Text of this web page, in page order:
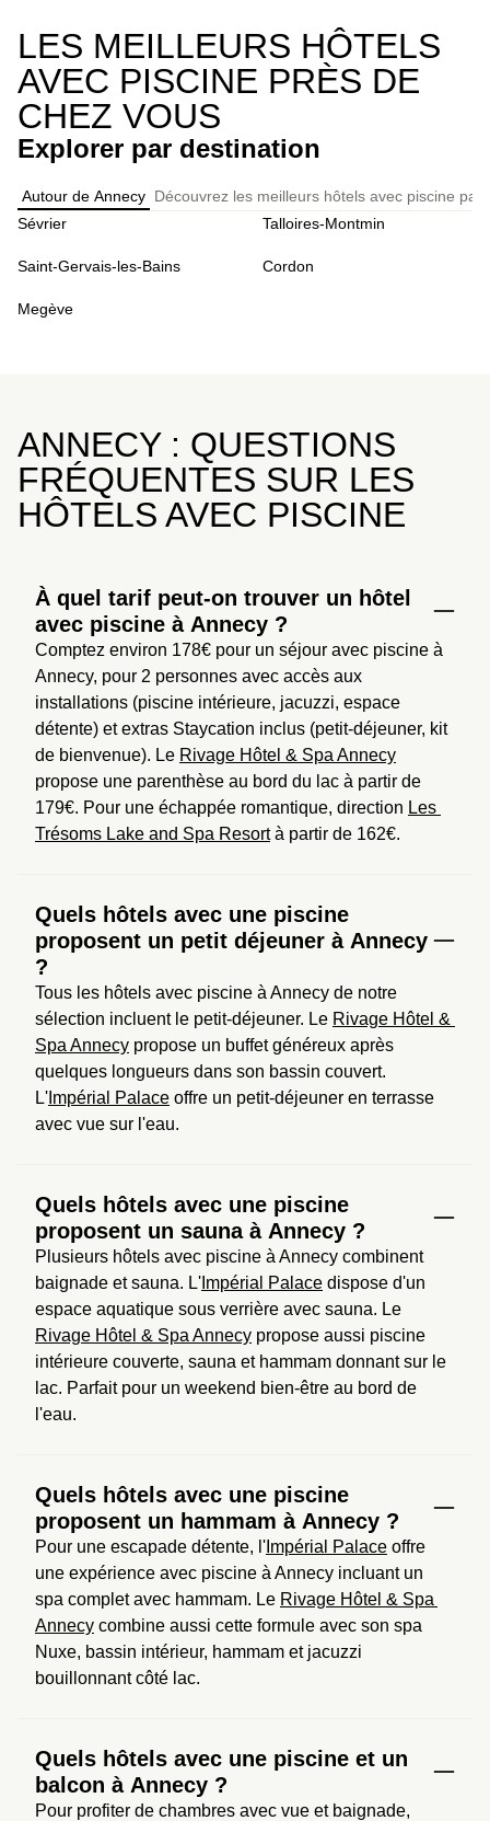
LES MEILLEURS HÔTELS
AVEC PISCINE PRÈS DE
CHEZ VOUS
Explorer par destination
Autour de Annecy Découvrez les meilleurs hôtels avec piscine
Sévrier
Talloires-Montmin
Saint-Gervais-les-Bains Cordon
Megève
ANNECY : QUESTIONS
FRÉQUENTES SUR LES
HÔTELS AVEC PISCINE
À quel tarif peut-on trouver un hôtel
avec piscine à Annecy ?
Comptez environ 178€ pour un séjour avec piscine à
Annecy, pour 2 personnes avec accès aux
installations (piscine intérieure, jacuzzi, espace
détente) et extras Staycation inclus (petit-déjeuner, kit
de bienvenue). Le Rivage Hôtel & Spa Annecy
propose une parenthèse au bord du lac à partir de
179€. Pour une échappée romantique, direction Les
Trésoms Lake and Spa Resort à partir de 162€.
Quels hôtels avec une piscine
proposent un petit déjeuner à Annecy
?
Tous les hôtels avec piscine à Annecy de notre
sélection incluent le petit-déjeuner. Le Rivage Hôtel &
Spa Annecy propose un buffet généreux après
quelques longueurs dans son bassin couvert.
L' Impérial Palace offre un petit-déjeuner en terrasse
avec vue sur l'eau.
Quels hôtels avec une piscine
proposent un sauna à Annecy ?
Plusieurs hôtels avec piscine à Annecy combinent
baignade et sauna. L' Impérial Palace dispose d'un
Rivage Hôtel & Spa Annecy propose aussi piscine
intérieure couverte, sauna et hammam donnant sur le
lac. Parfait pour un weekend bien-être au bord de
l'eau.
Quels hôtels avec une piscine
proposent un hammam à Annecy ?
Pour une escapade détente, l' Impérial Palace offre
une expérience avec piscine à Annecy incluant un
spa complet avec hammam. Le Rivage Hôtel & Spa
Annecy combine aussi cette formule avec son spa
Nuxe, bassin intérieur, hammam et jacuzzi
bouillonnant côté lac.
Quels hôtels avec une piscine et un
balcon à Annecy ?
Pour profiter de chambres avec vue et baignade,